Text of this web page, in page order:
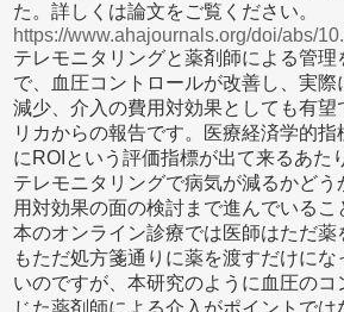
た。詳しくは論文をご覧ください。
https://www.ahajournals.org/doi/abs/
テレモニタリングと薬剤師による管理
で、血圧コントロールが改善し、実
減少、介入の費用対効果としても有望
リカからの報告です。医療経済学的
にROIという評価指標が出て来るあた
テレモニタリングで病気が減るかど
用対効果の面の検討まで進んでいるこ
本のオンライン診療では医師はただ薬
もただ処方箋通りに薬を渡すだけに
いのですが、本研究のように血圧の
じた薬剤師による介入がポイントでは